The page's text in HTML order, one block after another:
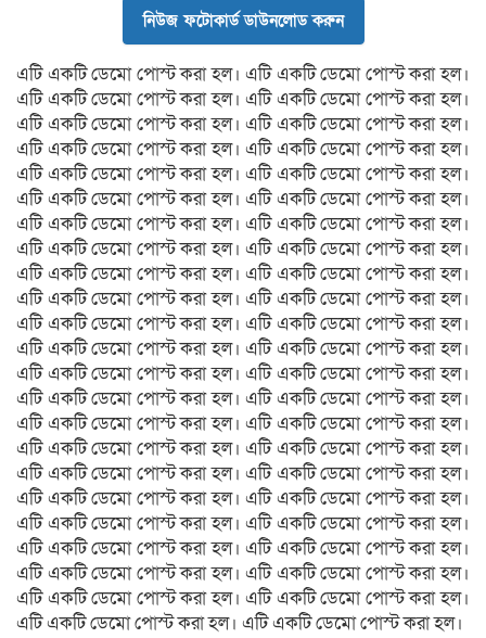
নিউজ ফটোকার্ড ডাউনলোড করুন
এটি একটি ডেমো পোস্ট করা হল। এটি একটি ডেমো পোস্ট করা হল।
এটি একটি ডেমো পোস্ট করা হল। এটি একটি ডেমো পোস্ট করা হল।
এটি একটি ডেমো পোস্ট করা হল। এটি একটি ডেমো পোস্ট করা হল।
এটি একটি ডেমো পোস্ট করা হল। এটি একটি ডেমো পোস্ট করা হল।
এটি একটি ডেমো পোস্ট করা হল। এটি একটি ডেমো পোস্ট করা হল।
এটি একটি ডেমো পোস্ট করা হল। এটি একটি ডেমো পোস্ট করা হল।
এটি একটি ডেমো পোস্ট করা হল। এটি একটি ডেমো পোস্ট করা হল।
এটি একটি ডেমো পোস্ট করা হল। এটি একটি ডেমো পোস্ট করা হল।
এটি একটি ডেমো পোস্ট করা হল। এটি একটি ডেমো পোস্ট করা হল।
এটি একটি ডেমো পোস্ট করা হল। এটি একটি ডেমো পোস্ট করা হল।
এটি একটি ডেমো পোস্ট করা হল। এটি একটি ডেমো পোস্ট করা হল।
এটি একটি ডেমো পোস্ট করা হল। এটি একটি ডেমো পোস্ট করা হল।
এটি একটি ডেমো পোস্ট করা হল। এটি একটি ডেমো পোস্ট করা হল।
এটি একটি ডেমো পোস্ট করা হল। এটি একটি ডেমো পোস্ট করা হল।
এটি একটি ডেমো পোস্ট করা হল। এটি একটি ডেমো পোস্ট করা হল।
এটি একটি ডেমো পোস্ট করা হল। এটি একটি ডেমো পোস্ট করা হল।
এটি একটি ডেমো পোস্ট করা হল। এটি একটি ডেমো পোস্ট করা হল।
এটি একটি ডেমো পোস্ট করা হল। এটি একটি ডেমো পোস্ট করা হল।
এটি একটি ডেমো পোস্ট করা হল। এটি একটি ডেমো পোস্ট করা হল।
এটি একটি ডেমো পোস্ট করা হল। এটি একটি ডেমো পোস্ট করা হল।
এটি একটি ডেমো পোস্ট করা হল। এটি একটি ডেমো পোস্ট করা হল।
এটি একটি ডেমো পোস্ট করা হল। এটি একটি ডেমো পোস্ট করা হল।
এটি একটি ডেমো পোস্ট করা হল। এটি একটি ডেমো পোস্ট করা হল।